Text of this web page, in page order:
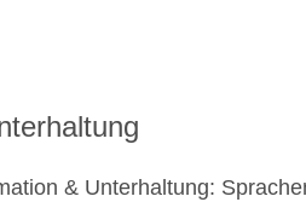
& Unterhaltung: